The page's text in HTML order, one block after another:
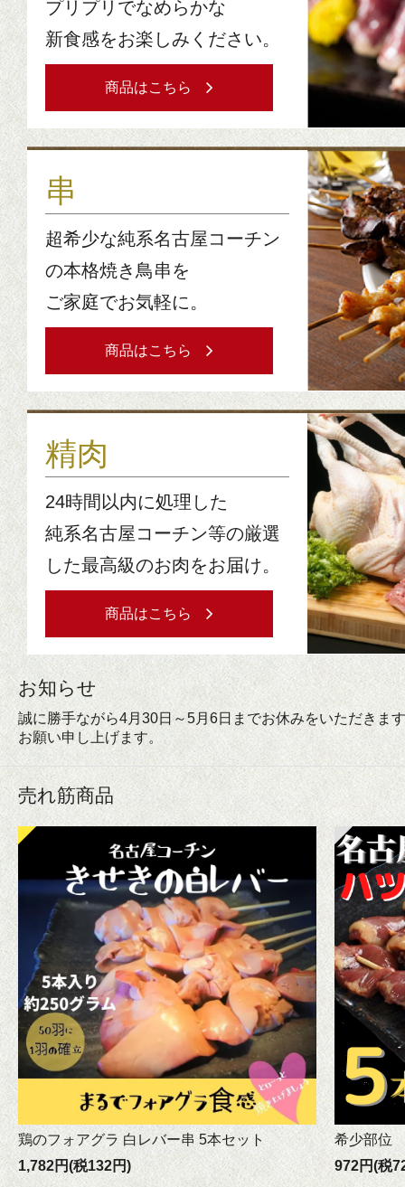
プリプリでなめらかな
新食感をお楽しみください。
商品はこちら
串
超希少な純系名古屋コーチン
の本格焼き鳥串を
ご家庭でお気軽に。
商品はこちら
精肉
24時間以内に処理した
純系名古屋コーチン等の厳選
した最高級のお肉をお届け。
商品はこちら
お知らせ
誠に勝手ながら4月30日～5月6日までお休みをいただきま
お願い申し上げます。
売れ筋商品
鶏のフォアグラ 白レバー串 5本セット
1,782円(税132円)
希少部位
972円(税